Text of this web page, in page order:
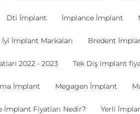
Dti İmplant İmplance İmplant
İyi İmplant Markaları Bredent
2022 - 2023 Tek Diş implant
İmplant Megagen İmplant
İmplant Fiyatları Nedir? Yerli